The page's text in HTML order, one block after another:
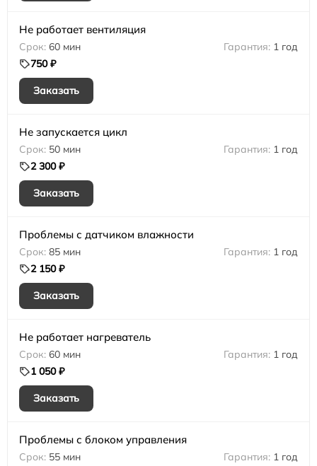
Не работает вентиляция
60 мин
1 год
750 ₽
Заказать
Не запускается цикл
50 мин
1 год
2 300 ₽
Заказать
Проблемы с датчиком влажности
85 мин
1 год
2 150 ₽
Заказать
Не работает нагреватель
60 мин
1 год
1 050 ₽
Заказать
Проблемы с блоком управления
55 мин
1 год